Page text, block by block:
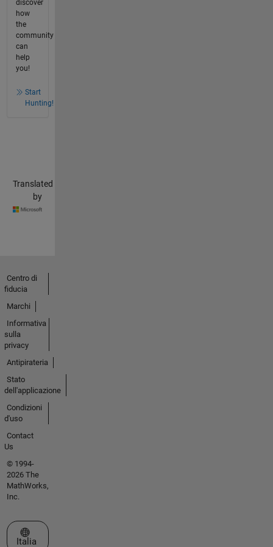
discover
how
the
community
can
help
you!
Start
Hunting!
Translated
by
Centro di
fiducia
Marchi
Informativa
sulla
privacy
Antipirateria
Stato
dell'applicazione
Condizioni
d'uso
Contact
Us
© 1994-
2026 The
MathWorks,
Inc.
Seleziona un sito web
Italia